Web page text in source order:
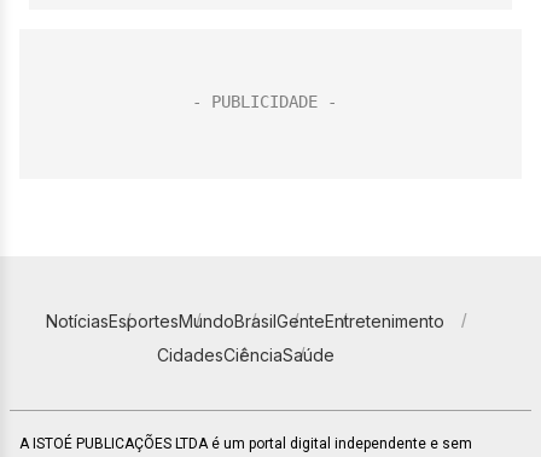
NotíciasEsportesMundoBrasilGenteEntretenimento
CidadesCiênciaSaúde
A ISTOÉ PUBLICAÇÕES LTDA é um portal digital independente e sem